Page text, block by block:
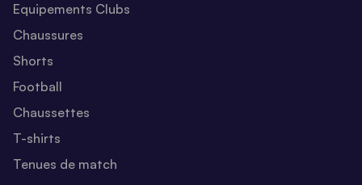
Equipements Clubs
Chaussures
Shorts
Football
Chaussettes
T-shirts
Tenues de match